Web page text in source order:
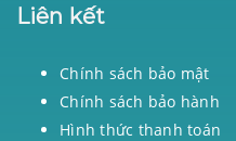
Liên kết
Chính sách bảo mật
Chính sách bảo hành
Hình thức thanh toán